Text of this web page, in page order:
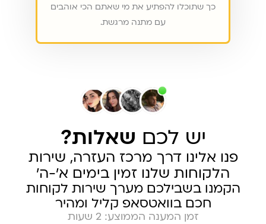
כך שתוכלו להפתיע את מי שאתם הכי אוהבים
עם מתנה מרגשת.
יש לכם שאלות?
פנו אלינו דרך מרכז העזרה, שירות
הלקוחות שלנו זמין בימים א׳-ה׳
הקמנו בשבילכם מערך שירות לקוחות
חכם בוואטסאפ קליל ומהיר
זמן המענה הממוצע: 2 שעות